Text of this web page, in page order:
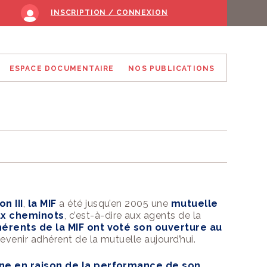
INSCRIPTION / CONNEXION
OBLIGATAIRE
UN ENFANT
normée et
ESPACE DOCUMENTAIRE
DE PLACE
NOS PUBLICATIONS
», est un
Secteur de
III, la MIF a été jusqu’en 2005 une mutuelle
cheminots, c’est-à-dire aux agents de la
de la MIF ont voté son ouverture au
adhérent de la mutuelle aujourd’hui.